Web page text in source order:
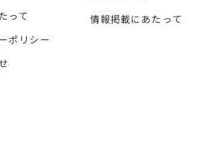
って
ポリシー
情報掲載にあたって